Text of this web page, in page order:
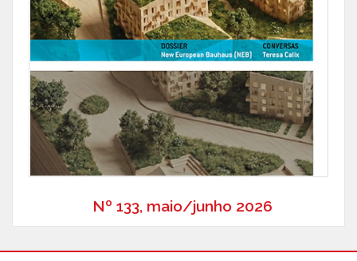
Nº 133, maio/junho 2026